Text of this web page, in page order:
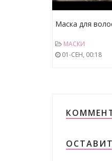
Маска для
МАСКИ
01-СЕН, 00:18